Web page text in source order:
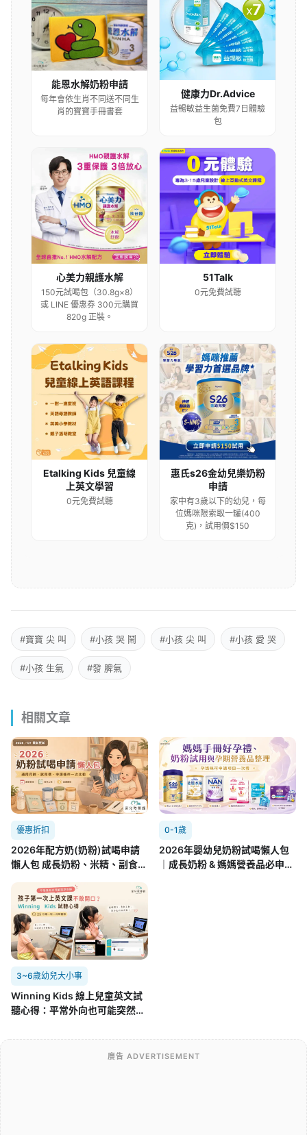
能恩水解奶粉申請
每年會依生肖不同送不同生
肖的寶寶手冊書套
健康力Dr.Advice
益暢敏益生菌免費7日體驗
包
心美力親護水解
150元試喝包（30.8g×8）
或 LINE 優惠券 300元購買
820g 正裝。
51Talk
0元免費試聽
Etalking Kids 兒童線
上英文學習
0元免費試聽
惠氏s26金幼兒樂奶粉
申請
家中有3歲以下的幼兒，每
位媽咪限索取一罐(400
克)，試用價$150
#寶寶 尖 叫 #小孩 哭 鬧 #小孩 尖 叫 #小孩 愛 哭
#小孩 生氣 #發 脾氣
相關文章
優惠折扣
2026年配方奶(奶粉)試喝申請
懶人包 成長奶粉、米精、副食品
0-1歲
2026年嬰幼兒奶粉試喝懶人包
｜成長奶粉 & 媽媽營養品必申請
3~6歲幼兒大小事
Winning Kids 線上兒童英文試
聽心得：平常外向也可能突然不
實反應
廣告 ADVERTISEMENT